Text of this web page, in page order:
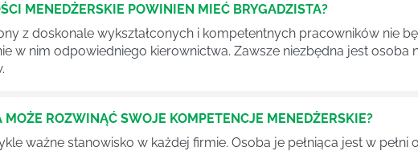
MENEDŻERSKIE POWINIEN MIEĆ BRYGADZISTA?
z doskonale wykształconych i kompetentnych pracowników nie
w nim odpowiedniego kierownictwa. Zawsze niezbędna jest
MOŻE ROZWINĄĆ SWOJE KOMPETENCJE MENEDŻERSKIE?
ważne stanowisko w każdej firmie. Osoba je pełniąca jest w pełni